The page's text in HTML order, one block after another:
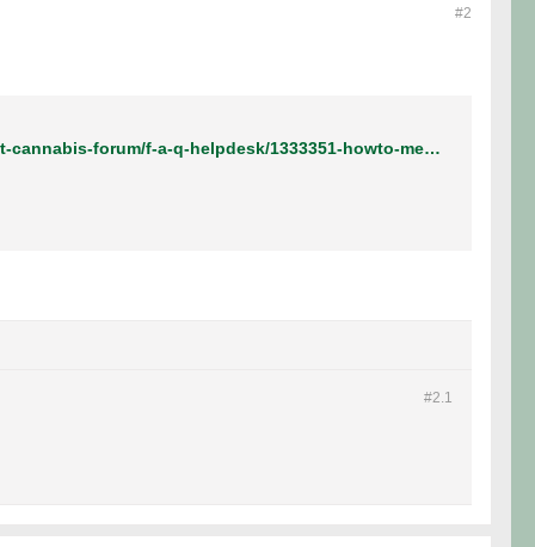
#2
https://www.jointjedraaien.nl/wietforum/forum/cannabis-community/welkom-op-het-cannabis-forum/f-a-q-helpdesk/1333351-howto-meerdere-foto-s-uploaden-en-tussen-je-bericht-plaatsen
#2. 1